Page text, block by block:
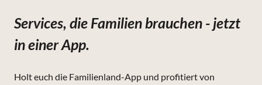
Services, die Familien brauchen - jetzt
in einer App.
Holt euch die Familienland-App und profitiert von